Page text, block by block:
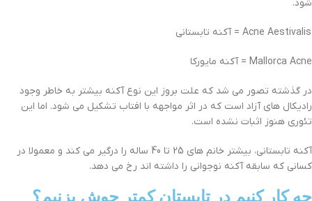
شود.
Mallorca Acne = آکنه مایورکا
در گذشته تصور می شد که علت بروز این نوع آکنه بیشتر به خاطر وجود
رادیکال های آزاد است که در اثر مواجهه با افتاب تشکیل می شود. اما این
تئوری هنوز اثبات نشده است.
آکنه تابستانی، بیشتر خانم های 25 تا 40 ساله را درگیر می کند و معمولا در
کسانی که سابقه آکنه نوجوانی را داشته اند رخ می دهد.
چه کار کنیم در تابستان کمتر جوش بزنیم؟